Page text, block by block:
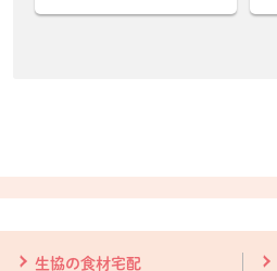
生協の食材宅配